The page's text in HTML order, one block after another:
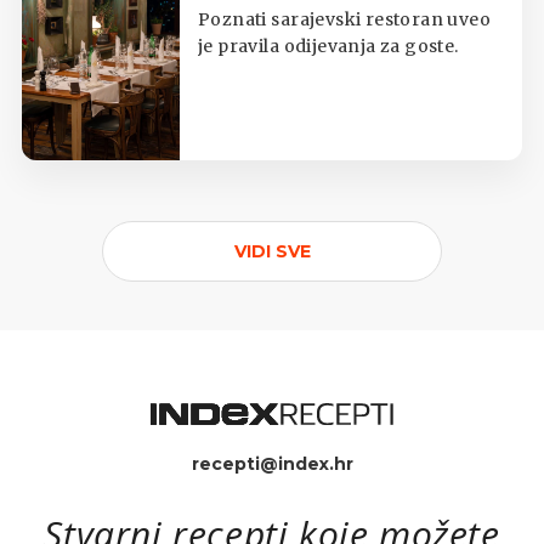
potkošuljama i japankama
Poznati sarajevski restoran uveo
je pravila odijevanja za goste.
VIDI SVE
recepti@index.hr